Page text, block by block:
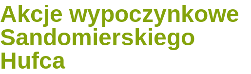
Akcje wypoczynkowe
Sandomierskiego
Hufca